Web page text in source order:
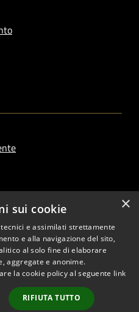
Copyright © 2026 • Comune di
Municipium•
Accesso
×
sui cookie
e assimilati strettamente
e alla navigazione del sito,
al solo fine di elaborare
aggregate e anonime.
la cookie policy al seguente link
RIFIUTA TUTTO